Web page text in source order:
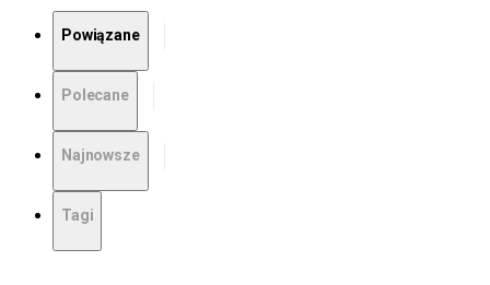
Powiązane
Polecane
Najnowsze
Tagi